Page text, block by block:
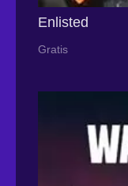
Enlisted
Gratis